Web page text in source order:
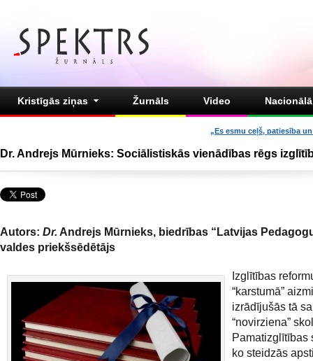
Kristīgās ziņas Žurnāls Video
„Es esmu ceļš, patiesība
Dr. Andrejs Mūrnieks: Sociālistiskās vienādības rēgs
Autors: Dr. Andrejs Mūrnieks, biedrības “Latvijas
valdes priekšsēdētājs
Izglītības
“karstumā”
izrādījušās tā
“novirziena”
Pamatizglītības
ko steidzās